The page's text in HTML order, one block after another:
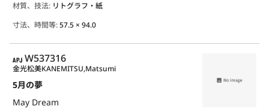
材質、技法: リトグラフ・紙
寸法、時間等:57.5 × 94.0
APJ
W537316
5月の夢
May Dream
金光松美KANEMITSU,Matsumi